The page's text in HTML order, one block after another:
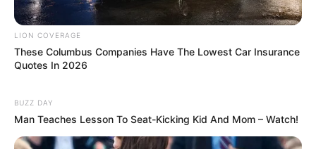
NEUROMIND PRO
LION COVERAGE
These Columbus Companies Have The Lowest Car Insurance
Quotes In 2026
BUZZ DAY
Man Teaches Lesson To Seat-Kicking Kid And Mom – Watch!